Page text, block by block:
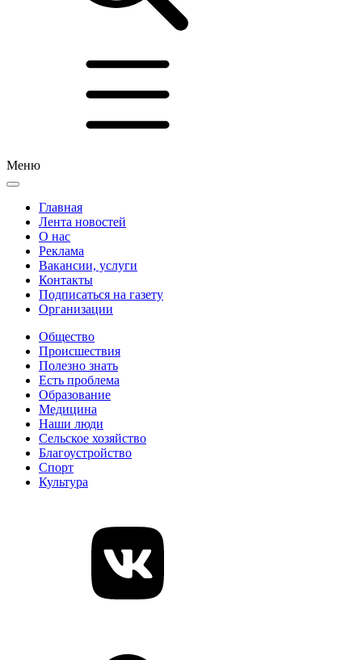
Меню
Главная
Лента новостей
О нас
Реклама
Вакансии, услуги
Контакты
Подписаться на газету
Организации
Общество
Происшествия
Полезно знать
Есть проблема
Образование
Медицина
Наши люди
Сельское хозяйство
Благоустройство
Спорт
Культура